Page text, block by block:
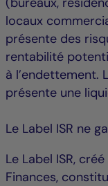
locaux
présente des
rentabilité
à l’endettement.
présente une
Le Label ISR ne
Le Label ISR,
Finances,